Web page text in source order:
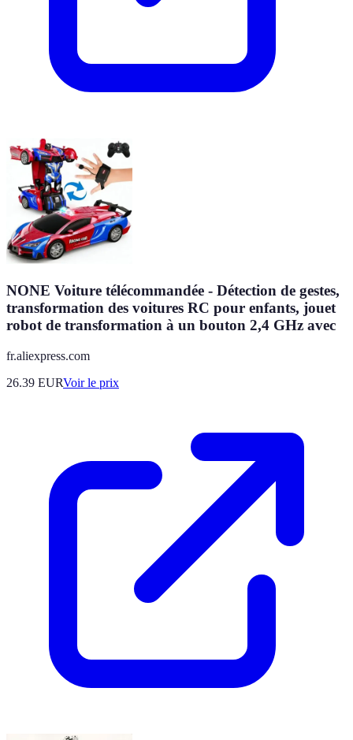
NONE Voiture télécommandée - Détection de gestes,
transformation des voitures RC pour enfants, jouet
robot de transformation à un bouton 2,4 GHz avec
fr.aliexpress.com
26.39 EURVoir le prix